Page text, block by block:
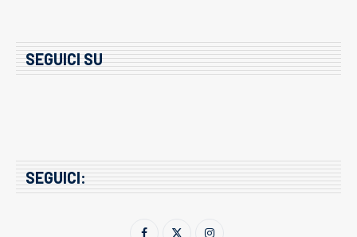
SEGUICI SU
SEGUICI: